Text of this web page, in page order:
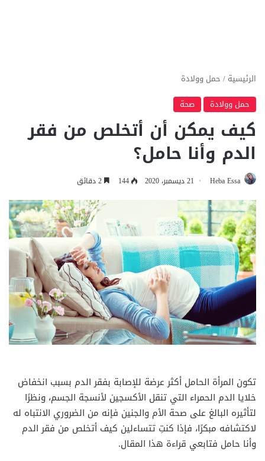
الرئيسية / حمل وولادة
حمل وولادة
صحة
كيف يمكن أن أتخلص من فقر
الدم وأنا حامل؟
Heba Essa 21 ديسمبر، 2020 144
تكون المرأة الحامل أكثر عرضة للإصابة بفقر الدم بسبب انخفاض
خلايا الدم الحمراء التي تنقل الأكسجين لأنسجة الجسم، ونظرًا
لتأثيره البالغ على صحة الأم والجنين فإنه من الضروري الانتباه له
لاكتشافه مبكرًا، فإذا كنتِ تتساءلين كيف أتخلص من فقر الدم
وأنا حامل فتابعي قراءة هذا المقال.